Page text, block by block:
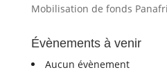
Mobilisation de fonds
Évènements à venir
Aucun évènement